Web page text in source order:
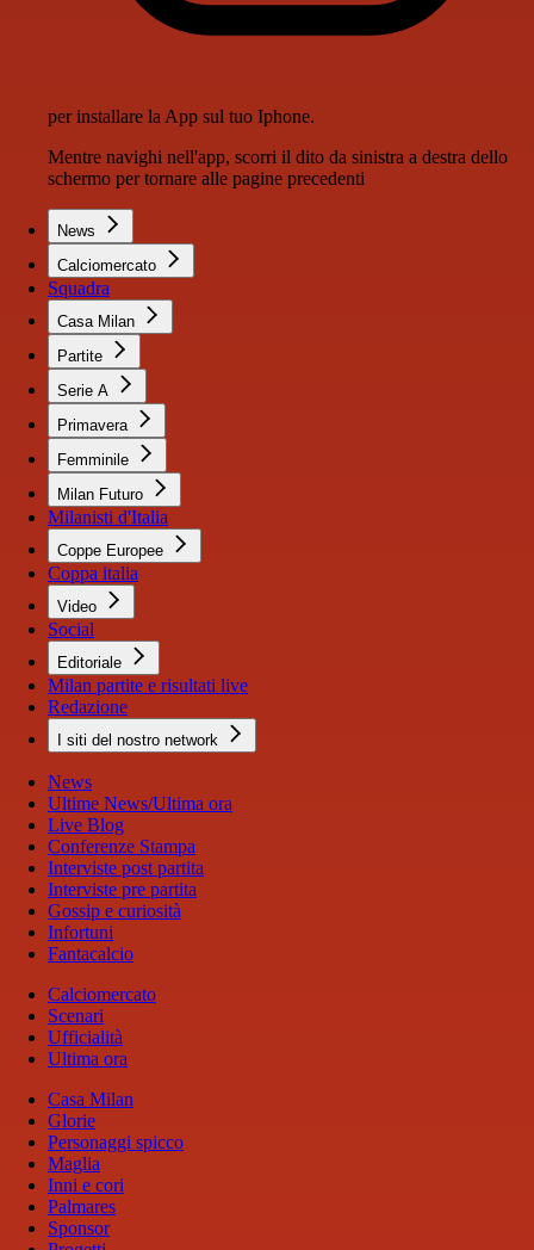
per installare la App sul tuo Iphone.
Mentre navighi nell'app, scorri il dito da sinistra a destra dello
schermo per tornare alle pagine precedenti
News
Calciomercato
Squadra
Casa Milan
Partite
Serie A
Primavera
Femminile
Milan Futuro
Milanisti d'Italia
Coppe Europee
Coppa italia
Video
Social
Editoriale
Milan partite e risultati live
Redazione
I siti del nostro network
News
Ultime News/Ultima ora
Live Blog
Conferenze Stampa
Interviste post partita
Interviste pre partita
Gossip e curiosità
Infortuni
Fantacalcio
Calciomercato
Scenari
Ufficialità
Ultima ora
Casa Milan
Glorie
Personaggi spicco
Maglia
Inni e cori
Palmares
Sponsor